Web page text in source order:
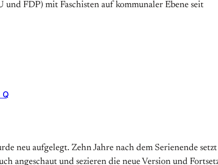
FDP) mit Faschisten auf kommunaler Ebene seit
Q
neu aufgelegt. Zehn Jahre nach dem Serienende
angeschaut und sezieren die neue Version und